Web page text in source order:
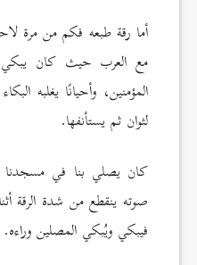
أما رقة طبعه فكم من مرة
مع العرب حيث كان يبكي
المؤمنين، وأحيانًا يغلبه
لثوان ثم يستأنفها.
كان يصلي بنا في مسجدنا
صوته ينقطع من شدة الرقة
فيبكي ويُبكي المصلين وراءه.